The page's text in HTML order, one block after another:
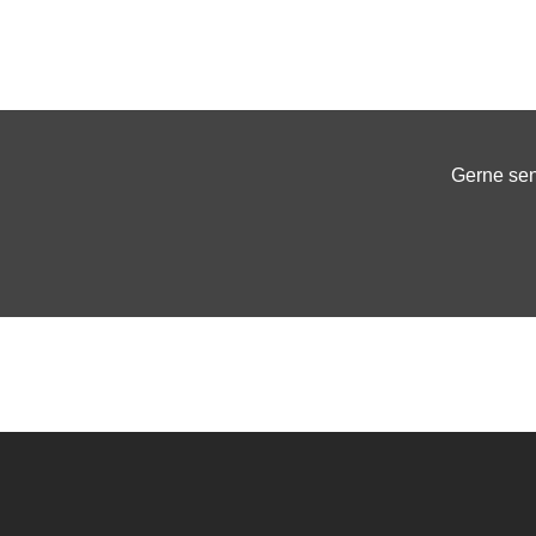
Gerne